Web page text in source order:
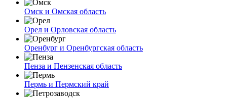
Омск и Омская область
Орел и Орловская область
Оренбург и Оренбургская область
Пенза и Пензенская область
Пермь и Пермский край